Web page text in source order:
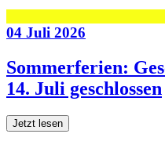
04 Juli 2026
Sommerferien:
14. Juli geschlossen
Jetzt lesen